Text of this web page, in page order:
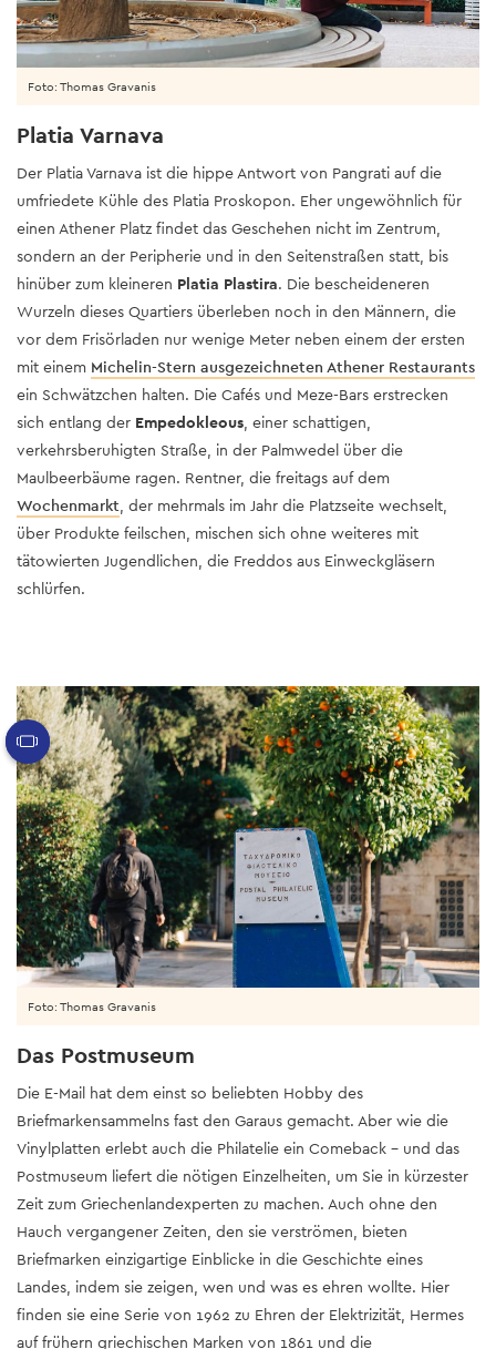
Foto: Thomas Gravanis
Platia Varnava
Der Platia Varnava ist die hippe Antwort von Pangrati auf die
umfriedete Kühle des Platia Proskopon. Eher ungewöhnlich für
einen Athener Platz findet das Geschehen nicht im Zentrum,
sondern an der Peripherie und in den Seitenstraßen statt, bis
hinüber zum kleineren Platia Plastira. Die bescheideneren
Wurzeln dieses Quartiers überleben noch in den Männern, die
vor dem Frisörladen nur wenige Meter neben einem der ersten
mit einem Michelin-Stern ausgezeichneten Athener Restaurants
ein Schwätzchen halten. Die Cafés und Meze-Bars erstrecken
sich entlang der Empedokleous, einer schattigen,
verkehrsberuhigten Straße, in der Palmwedel über die
Maulbeerbäume ragen. Rentner, die freitags auf dem
Wochenmarkt, der mehrmals im Jahr die Platzseite wechselt,
über Produkte feilschen, mischen sich ohne weiteres mit
tätowierten Jugendlichen, die Freddos aus Einweckgläsern
schlürfen.
Das Postmuseum
Die E-Mail hat dem einst so beliebten Hobby des
Briefmarkensammelns fast den Garaus gemacht. Aber wie die
Vinylplatten erlebt auch die Philatelie ein Comeback – und das
Postmuseum liefert die nötigen Einzelheiten, um Sie in kürzester
Zeit zum Griechenlandexperten zu machen. Auch ohne den
Hauch vergangener Zeiten, den sie verströmen, bieten
Briefmarken einzigartige Einblicke in die Geschichte eines
Landes, indem sie zeigen, wen und was es ehren wollte. Hier
finden sie eine Serie von 1962 zu Ehren der Elektrizität, Hermes
auf frühern griechischen Marken von 1861 und die
Foto: Thomas Gravanis